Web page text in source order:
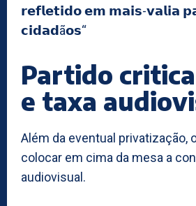
𝗿𝗲𝗳𝗹𝗲𝘁𝗶𝗱𝗼 𝗲𝗺 𝗺𝗮𝗶𝘀-𝘃𝗮𝗹𝗶𝗮
𝗰𝗶𝗱𝗮𝗱ã𝗼𝘀“
Partido
e taxa
Além da eventual privatização,
colocar em cima da mesa a
audiovisual.